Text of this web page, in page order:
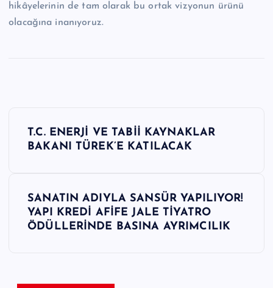
hikâyelerinin de tam olarak bu ortak vizyonun ürünü
olacağına inanıyoruz.
T.C. ENERJİ VE TABİİ KAYNAKLAR
BAKANI TÜREK’E KATILACAK
SANATIN ADIYLA SANSÜR YAPILIYOR!
YAPI KREDİ AFİFE JALE TİYATRO
ÖDÜLLERİNDE BASINA AYRIMCILIK